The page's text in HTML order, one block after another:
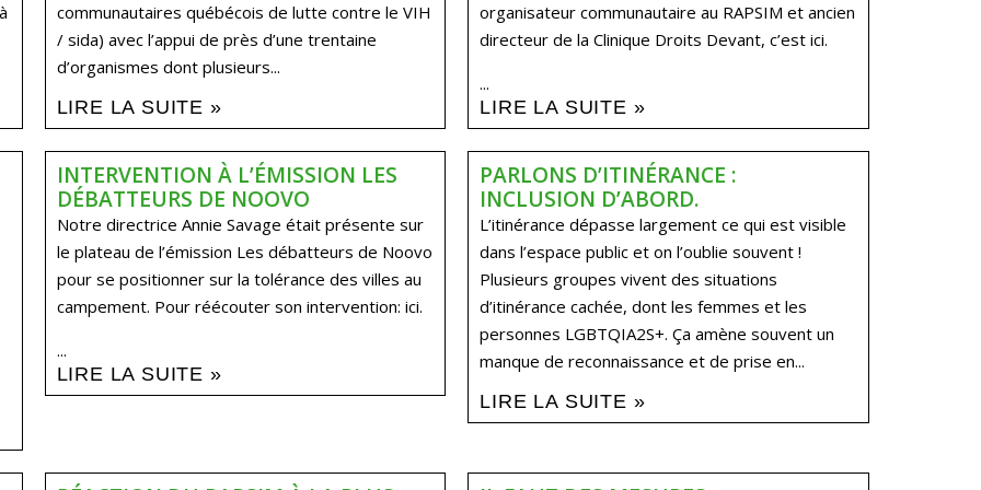
communautaires québécois de lutte contre le VIH
/ sida) avec l’appui de près d’une trentaine
d’organismes dont plusieurs...
LIRE LA SUITE »
organisateur communautaire au RAPSIM et ancien
directeur de la Clinique Droits Devant, c’est ici.
...
LIRE LA SUITE »
INTERVENTION À L’ÉMISSION LES
DÉBATTEURS DE NOOVO
Notre directrice Annie Savage était présente sur
le plateau de l’émission Les débatteurs de Noovo
pour se positionner sur la tolérance des villes au
campement. Pour réécouter son intervention: ici.
...
LIRE LA SUITE »
PARLONS D’ITINÉRANCE :
INCLUSION D’ABORD.
L’itinérance dépasse largement ce qui est visible
dans l’espace public et on l’oublie souvent !
Plusieurs groupes vivent des situations
d’itinérance cachée, dont les femmes et les
personnes LGBTQIA2S+. Ça amène souvent un
manque de reconnaissance et de prise en...
LIRE LA SUITE »